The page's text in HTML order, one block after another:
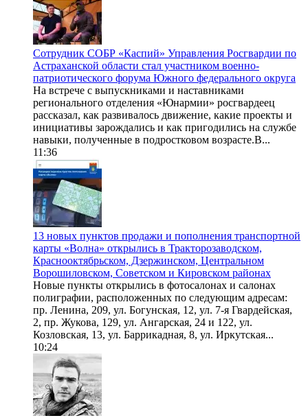
Сотрудник СОБР «Каспий» Управления Росгвардии по
Астраханской области стал участником военно-
патриотического форума Южного федерального округа
На встрече с выпускниками и наставниками
регионального отделения «Юнармии» росгвардеец
рассказал, как развивалось движение, какие проекты и
инициативы зарождались и как пригодились на службе
навыки, полученные в подростковом возрасте.В...
11:36
13 новых пунктов продажи и пополнения транспортной
карты «Волна» открылись в Тракторозаводском,
Краснооктябрьском, Дзержинском, Центральном
Ворошиловском, Советском и Кировском районах
Новые пункты открылись в фотосалонах и салонах
полиграфии, расположенных по следующим адресам:
пр. Ленина, 209, ул. Богунская, 12, ул. 7-я Гвардейская,
2, пр. Жукова, 129, ул. Ангарская, 24 и 122, ул.
Козловская, 13, ул. Баррикадная, 8, ул. Иркутская...
10:24